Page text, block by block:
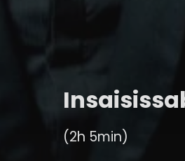
(2h 5min)